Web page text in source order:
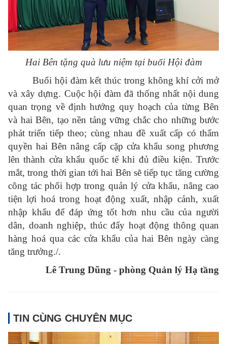
Hai Bên tặng quà lưu niệm tại buổi Hội đàm
Buổi hội đàm kết thúc trong không khí cởi mở
và xây dựng. Cuộc hội đàm đã thống nhất nội dung
quan trọng về định hướng quy hoạch của từng Bên
và hai Bên, tạo nền tảng vững chắc cho những bước
phát triển tiếp theo; cùng nhau đề xuất cấp có thẩm
quyền hai Bên nâng cấp cặp cửa khẩu song phương
lên thành cửa khẩu quốc tế khi đủ điều kiện. Trước
mắt, trong thời gian tới hai Bên sẽ tiếp tục tăng cường
công tác phối hợp trong quản lý cửa khẩu, nâng cao
tiện lợi hoá trong hoạt động xuất, nhập cảnh, xuất
nhập khẩu để đáp ứng tốt hơn nhu cầu của người
dân, doanh nghiệp, thúc đẩy hoạt động thông quan
hàng hoá qua các cửa khẩu của hai Bên ngày càng
tăng trưởng./.
Lê Trung Dũng - phòng Quản lý Hạ tầng
TIN CÙNG CHUYÊN MỤC